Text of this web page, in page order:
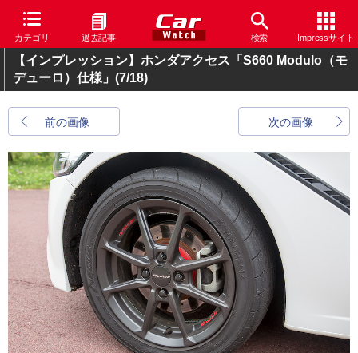
カテゴリ 過去記事 検索 Impressサイト
【インプレッション】ホンダアクセス「S660 Modulo（モ
デューロ）仕様」 (7/18)
前の画像 次の画像